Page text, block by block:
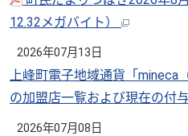
12.32メガバイト）
2026年07月13日
上峰町電子地域通貨「
の加盟店一覧および現在の付
2026年07月08日